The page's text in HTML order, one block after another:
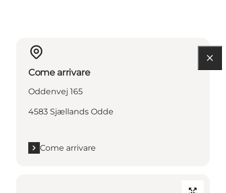
Come arrivare
Oddenvej 165
4583 Sjællands Odde
Come arrivare